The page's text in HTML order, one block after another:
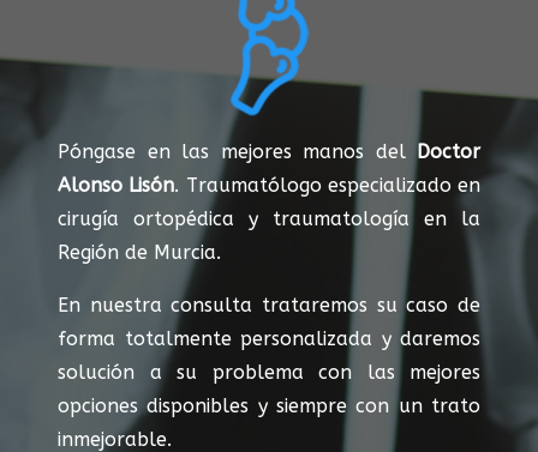
Póngase en las mejores manos del Doctor
Alonso Lisón. Traumatólogo especializado en
cirugía ortopédica y traumatología en la
Región de Murcia.
En nuestra consulta trataremos su caso de
forma totalmente personalizada y daremos
solución a su problema con las mejores
opciones disponibles y siempre con un trato
inmejorable.